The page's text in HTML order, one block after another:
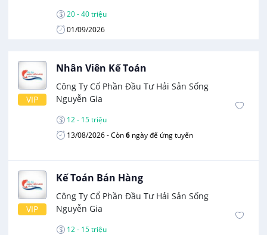
20 - 40 triệu
01/09/2026
VIP
Nhân Viên Kế Toán
Công Ty Cổ Phần Đầu Tư Hải Sản Sống
Nguyễn Gia
12 - 15 triệu
13/08/2026- Còn6 ngày để ứng tuyển
VIP
Kế Toán Bán Hàng
Công Ty Cổ Phần Đầu Tư Hải Sản Sống
Nguyễn Gia
12 - 15 triệu